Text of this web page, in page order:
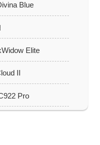
Blue
Elite
II
Pro